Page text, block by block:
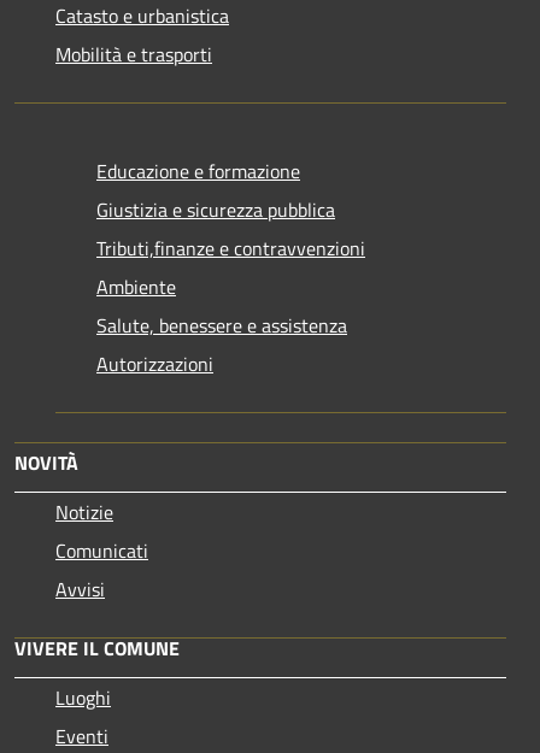
Catasto e urbanistica
Mobilità e trasporti
Educazione e formazione
Giustizia e sicurezza pubblica
Tributi,finanze e contravvenzioni
Ambiente
Salute, benessere e assistenza
Autorizzazioni
NOVITÀ
Notizie
Comunicati
Avvisi
VIVERE IL COMUNE
Luoghi
Eventi